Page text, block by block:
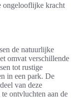
ongelooflijke kracht
de natuurlijke
omvat verschillende
tot rustige
in een park. De
van deze
ontvluchten aan de